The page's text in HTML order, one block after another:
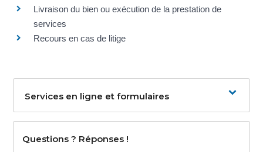
Livraison du bien ou exécution de la prestation de
services
Recours en cas de litige
Services en ligne et formulaires
Questions ? Réponses !